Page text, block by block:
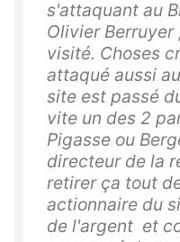
s'attaquant au
Olivier
visité. Choses
attaqué aussi
site est passé
vite un des 2
Pigasse ou
directeur de la
retirer ça tout
actionnaire du
de l'argent et